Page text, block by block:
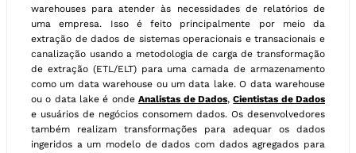
warehouses para atender às necessidades de relatórios de
uma empresa. Isso é feito principalmente por meio da
extração de dados de sistemas operacionais e transacionais e
canalização usando a metodologia de carga de transformação
de extração (ETL/ELT) para uma camada de armazenamento
como um data warehouse ou um data lake. O data warehouse
ou o data lake é ondeAnalistas de Dados,Cientistas de Dados
e usuários de negócios consomem dados. Os desenvolvedores
também realizam transformações para adequar os dados
ingeridos a um modelo de dados com dados agregados para